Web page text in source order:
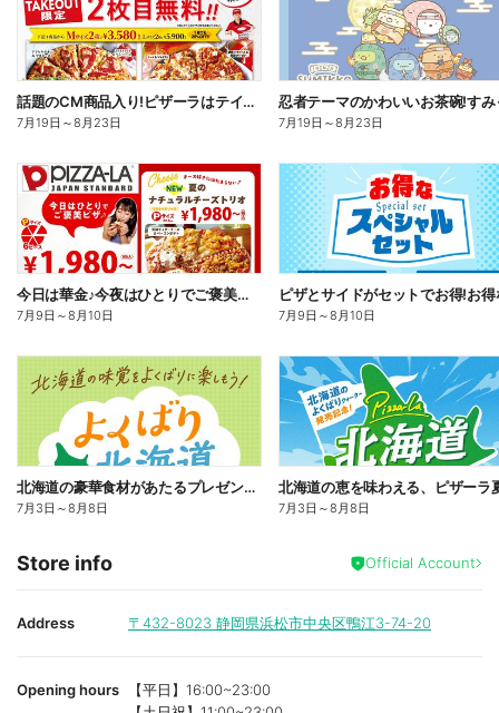
話題のCM商品入り!ピザーラはテイクアウトがお得!2枚目無料
7月19日 ～8月23日 7月19日 ～8月23日
今日は華金♪今夜はひとりでご褒美ピザ!ピザーラトリオ
7月9日 ～8月10日 7月9日 ～8月10日
北海道の豪華食材があたるプレゼントキャンペーン
7月3日 ～8月8日 7月3日 ～8月8日
Store info Official Account
Address 〒432-8023 静岡県浜松市中央区鴨江3-74-20
Opening hours
【平日】16:00~23:00